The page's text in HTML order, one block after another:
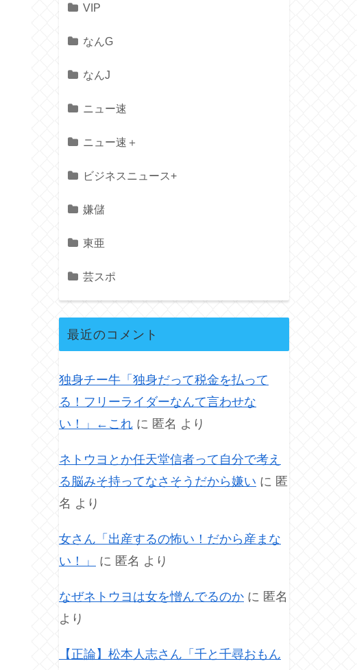
VIP
なんG
なんJ
ニュー速
ニュー速＋
ビジネスニュース+
嫌儲
東亜
芸スポ
最近のコメント
独身チー牛「独身だって税金を払って
る！フリーライダーなんて言わせな
い！」←これ に 匿名 より
ネトウヨとか任天堂信者って自分で考え
る脳みそ持ってなさそうだから嫌い に 匿
名 より
女さん「出産するの怖い！だから産まな
い！」
に 匿名 より
なぜネトウヨは女を憎んでるのか に 匿名
より
【正論】松本人志さん「千と千尋おもん